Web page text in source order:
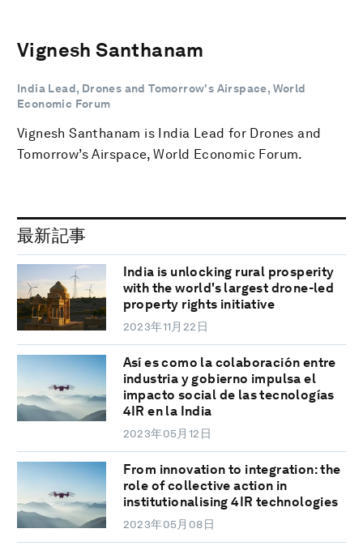
Vignesh Santhanam
India Lead, Drones and Tomorrow's Airspace, World
Economic Forum
Vignesh Santhanam is India Lead for Drones and
Tomorrow’s Airspace, World Economic Forum.
最新記事
India is unlocking rural prosperity
with the world's largest drone-led
property rights initiative
2023年11月22日
Así es como la colaboración entre
industria y gobierno impulsa el
impacto social de las tecnologías
4IR en la India
2023年05月12日
From innovation to integration: the
role of collective action in
institutionalising 4IR technologies
2023年05月08日